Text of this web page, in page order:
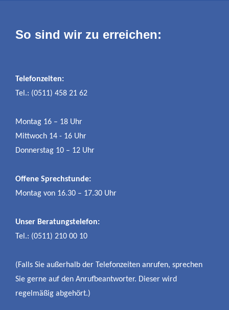
So sind wir zu erreichen:
Telefonzeiten:
Tel.: (0511) 458 21 62
Montag 16 – 18 Uhr
Mittwoch 14 - 16 Uhr
Donnerstag 10 – 12 Uhr
Offene Sprechstunde:
Montag von 16.30 – 17.30 Uhr
Unser Beratungstelefon:
Tel.: (0511) 210 00 10
(Falls Sie außerhalb der Telefonzeiten anrufen, sprechen
Sie gerne auf den Anrufbeantworter. Dieser wird
regelmäßig abgehört.)